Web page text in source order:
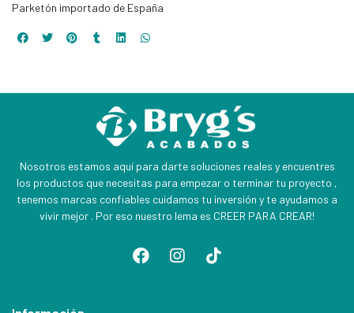
Parketón importado de España
Nosotros estamos aquí para darte soluciones reales y encuentres
los productos que necesitas para empezar o terminar tu proyecto ,
tenemos marcas confiables cuidamos tu inversión y te ayudamos a
vivir mejor . Por eso nuestro lema es CREER PARA CREAR!